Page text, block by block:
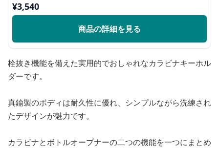
¥3,540
商品の詳細を見る
栓抜き機能を備えた実用的でおしゃれなカラビナキーホル
ダーです。
真鍮製のボディは耐久性に優れ、シンプルながら洗練され
たデザインが魅力です。
カラビナとボトルオープナーの二つの機能を一つにまとめ